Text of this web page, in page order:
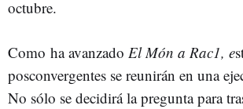
octubre.
Como ha avanzado El Món a Rac1, e
posconvergentes se reunirán en una
No sólo se decidirá la pregunta para